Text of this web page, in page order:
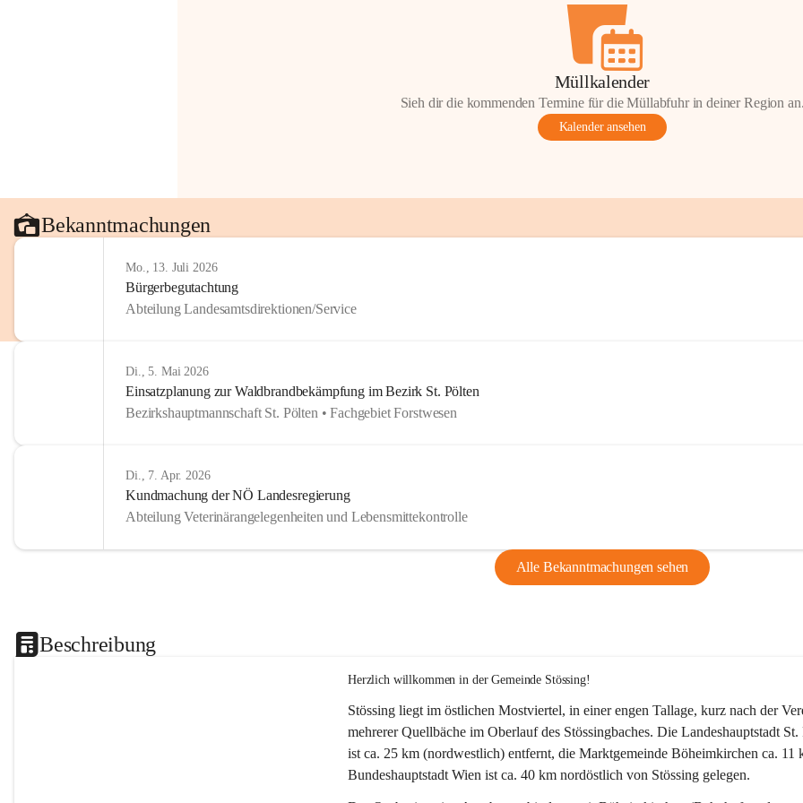
Müllkalender
Sieh dir die kommenden Termine für die Müllabfuhr in deiner Region
Kalender ansehen
Bekanntmachungen
Mo., 13. Juli 2026
Bürgerbegutachtung
Abteilung Landesamtsdirektionen/Service
Di., 5. Mai 2026
Einsatzplanung zur Waldbrandbekämpfung im Bezirk St. Pölten
Bezirkshauptmannschaft St. Pölten • Fachgebiet Forstwesen
Di., 7. Apr. 2026
Kundmachung der NÖ Landesregierung
Abteilung Veterinärangelegenheiten und Lebensmittekontrolle
Alle Bekanntmachungen sehen
Beschreibung
Herzlich willkommen in der Gemeinde Stössing!
Stössing liegt im östlichen Mostviertel, in einer engen Tallage, kurz nach der
mehrerer Quellbäche im Oberlauf des Stössingbaches. Die Landeshauptstadt
ist ca. 25 km (nordwestlich) entfernt, die Marktgemeinde Böheimkirchen ca.
Bundeshauptstadt Wien ist ca. 40 km nordöstlich von Stössing gelegen.